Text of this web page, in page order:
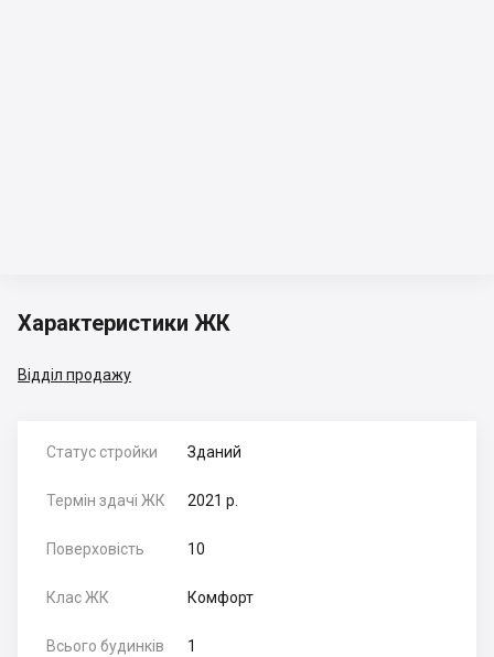
Характеристики ЖК
Відділ продажу
Статус стройки Зданий
Термін здачі ЖК 2021 р.
Поверховість 10
Клас ЖК Комфорт
Всього будинків 1